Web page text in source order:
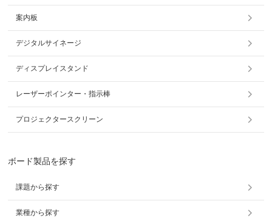
案内板
デジタルサイネージ
ディスプレイスタンド
レーザーポインター・指示棒
プロジェクタースクリーン
ボード製品を探す
課題から探す
業種から探す